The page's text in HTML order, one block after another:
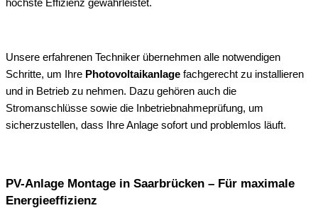
höchste Effizienz gewährleistet.
Unsere erfahrenen Techniker übernehmen alle notwendigen
Schritte, um Ihre Photovoltaikanlage fachgerecht zu installieren
und in Betrieb zu nehmen. Dazu gehören auch die
Stromanschlüsse sowie die Inbetriebnahmeprüfung, um
sicherzustellen, dass Ihre Anlage sofort und problemlos läuft.
PV-Anlage Montage in Saarbrücken – Für maximale
Energieeffizienz